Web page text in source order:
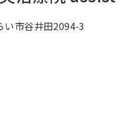
い市谷井田2094-3